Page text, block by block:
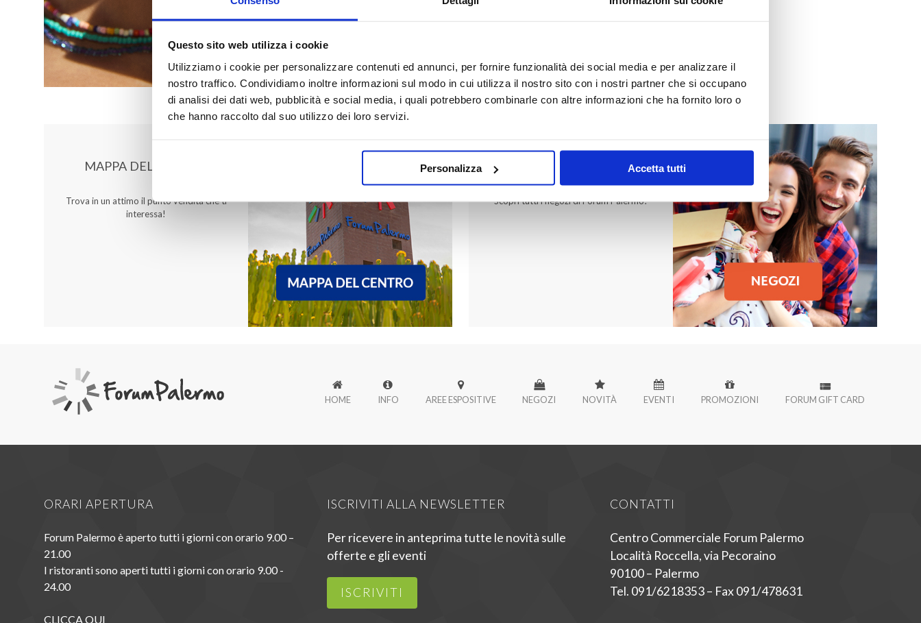
Questo sito web utilizza i cookie
Utilizziamo i cookie per personalizzare contenuti ed annunci, per fornire funzionalità dei social media e per analizzare il
nostro traffico. Condividiamo inoltre informazioni sul modo in cui utilizza il nostro sito con i nostri partner che si occupano
di analisi dei dati web, pubblicità e social media, i quali potrebbero combinarle con altre informazioni che ha fornito loro o
che hanno raccolto dal suo utilizzo dei loro servizi.
Personalizza Accetta tutti
MAPPA DEL CENTRO
Trova in un attimo il punto vendita che ti
interessa!
Scopri tutti i negozi di Forum Palermo!
HOME INFO AREE ESPOSITIVE NEGOZI NOVITÀ EVENTI PROMOZIONI FORUM GIFT CARD
ORARI APERTURA
Forum Palermo è aperto tutti i giorni con orario 9.00 –
21.00
I ristoranti sono aperti tutti i giorni con orario 9.00 -
24.00
CLICCA QUI
ISCRIVITI ALLA NEWSLETTER
Per ricevere in anteprima tutte le novità sulle
offerte e gli eventi
ISCRIVITI
CONTATTI
Centro Commerciale Forum Palermo
Località Roccella, via Pecoraino
90100 – Palermo
Tel. 091/6218353 – Fax 091/478631